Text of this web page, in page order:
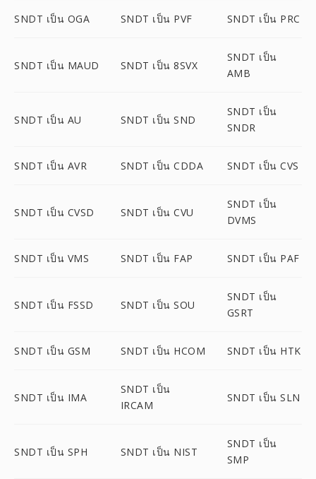
SNDT เป็น OGA SNDT เป็น PVF SNDT เป็น PRC
SNDT เป็น MAUD SNDT เป็น 8SVX
SNDT เป็น
AMB
SNDT เป็น AU SNDT เป็น SND
SNDT เป็น
SNDR
SNDT เป็น AVR SNDT เป็น CDDA SNDT เป็น CVS
SNDT เป็น CVSD SNDT เป็น CVU
SNDT เป็น
DVMS
SNDT เป็น VMS SNDT เป็น FAP SNDT เป็น PAF
SNDT เป็น FSSD SNDT เป็น SOU
SNDT เป็น
GSRT
SNDT เป็น GSM SNDT เป็น HCOM SNDT เป็น HTK
SNDT เป็น IMA
SNDT เป็น
IRCAM
SNDT เป็น SLN
SNDT เป็น SPH SNDT เป็น NIST
SNDT เป็น
SMP